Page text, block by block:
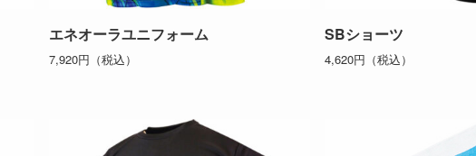
エネオーラユニフォーム
7,920円（税込）
SBショーツ
4,620円（税込）